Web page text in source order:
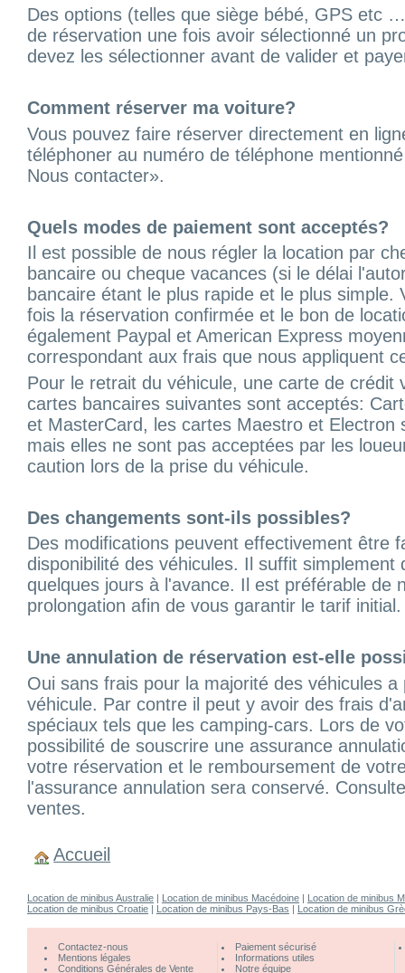
Des options (telles que siège bébé, GPS etc
de réservation une fois avoir sélectionné un
devez les sélectionner avant de valider et
Comment réserver ma voiture?
Vous pouvez faire réserver directement en
téléphoner au numéro de téléphone
Nous contacter».
Quels modes de paiement sont acceptés?
Il est possible de nous régler la location par
bancaire ou cheque vacances (si le délai
bancaire étant le plus rapide et le plus
fois la réservation confirmée et le bon de
également Paypal et American Express
correspondant aux frais que nous appliquent
Pour le retrait du véhicule, une carte de crédit
cartes bancaires suivantes sont acceptés:
et MasterCard, les cartes Maestro et Electron
mais elles ne sont pas acceptées par les
caution lors de la prise du véhicule.
Des changements sont-ils possibles?
Des modifications peuvent effectivement être
disponibilité des véhicules. Il suffit simplement
quelques jours à l'avance. Il est préférable de
prolongation afin de vous garantir le tarif initial.
Une annulation de réservation est-elle
Oui sans frais pour la majorité des véhicules
véhicule. Par contre il peut y avoir des frais
spéciaux tels que les camping-cars. Lors de
possibilité de souscrire une assurance
votre réservation et le remboursement de
l'assurance annulation sera conservé.
ventes.
Accueil
Location de minibus Australie | Location de minibus Macédoine | Location de minibus
Location de minibus Croatie | Location de minibus Pays-Bas | Location de minibus
Contactez-nous
Mentions légales
Conditions Générales de Vente
Paiement sécurisé
Informations utiles
Notre équipe